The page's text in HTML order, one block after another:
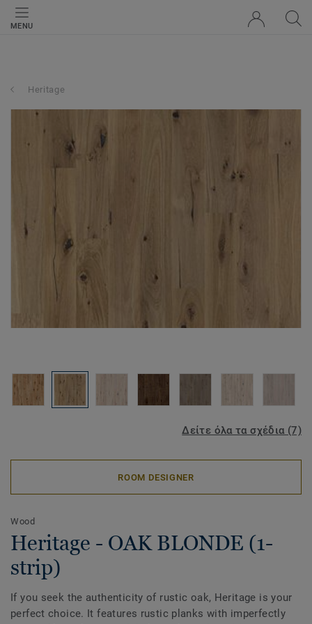
MENU
Heritage
Δείτε όλα τα σχέδια (7)
ROOM DESIGNER
Wood
Heritage - OAK BLONDE (1-
strip)
If you seek the authenticity of rustic oak, Heritage is your
perfect choice. It features rustic planks with imperfectly